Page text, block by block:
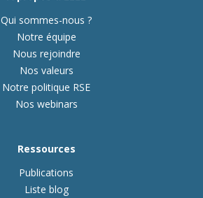
Qui sommes-nous ?
Notre équipe
Nous rejoindre
Nos valeurs
Notre politique RSE
Nos webinars
Ressources
Publications
Liste blog